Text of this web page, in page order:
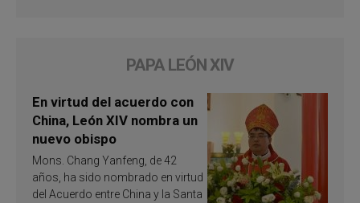
PAPA LEÓN XIV
En virtud del acuerdo con
China, León XIV nombra un
nuevo obispo
Mons. Chang Yanfeng, de 42
años, ha sido nombrado en virtud
del Acuerdo entre China y la Santa